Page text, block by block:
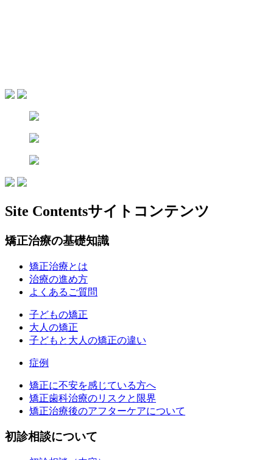
Site Contentsサイトコンテンツ
矯正治療の基礎知識
矯正治療とは
治療の進め方
よくあるご質問
子どもの矯正
大人の矯正
子どもと大人の矯正の違い
症例
矯正に不安を感じている方へ
矯正歯科治療のリスクと限界
矯正治療後のアフターケアについて
初診相談について